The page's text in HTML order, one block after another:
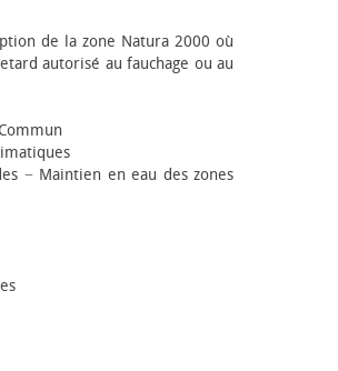
de la zone Natura 2000 où
autorisé au fauchage ou au
− Maintien en eau des zones